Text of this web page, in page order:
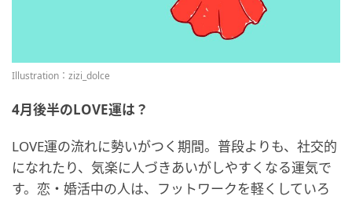
Illustration：zizi_dolce
4月後半のLOVE運は？
LOVE運の流れに勢いがつく期間。普段よりも、社交的
になれたり、気楽に人づきあいがしやすくなる運気で
す。恋・婚活中の人は、フットワークを軽くしていろ